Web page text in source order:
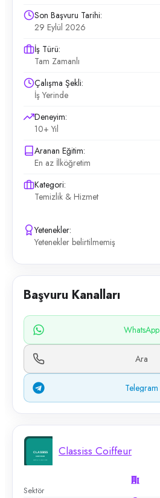
Son Başvuru Tarihi:
29 Eylül 2026
İş Türü:
Tam Zamanlı
Çalışma Şekli:
İş Yerinde
Deneyim:
10+ Yıl
Aranan Eğitim:
En az İlköğretim
Kategori:
Temizlik & Hizmet
Yetenekler:
Yetenekler belirtilmemiş
Başvuru Kanalları
WhatsApp
Ara
Telegram
Classiss Coiffeur
Sektör